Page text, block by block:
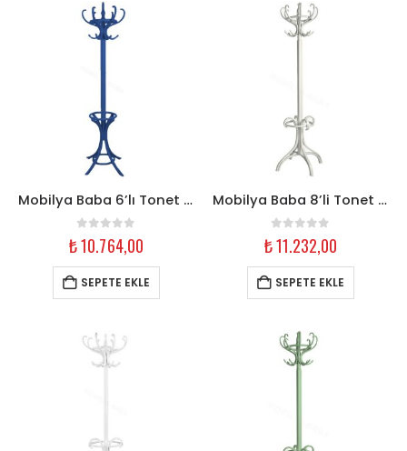
Mobilya Baba 6’lı Tonet Askılık – Parlament Mavisi Ahşap
₺10.764,00
SEPETE EKLE
Mobilya Baba 8’li Tonet Askılık – Açık Gri Ahşap
₺11.232,00
SEPETE EKLE